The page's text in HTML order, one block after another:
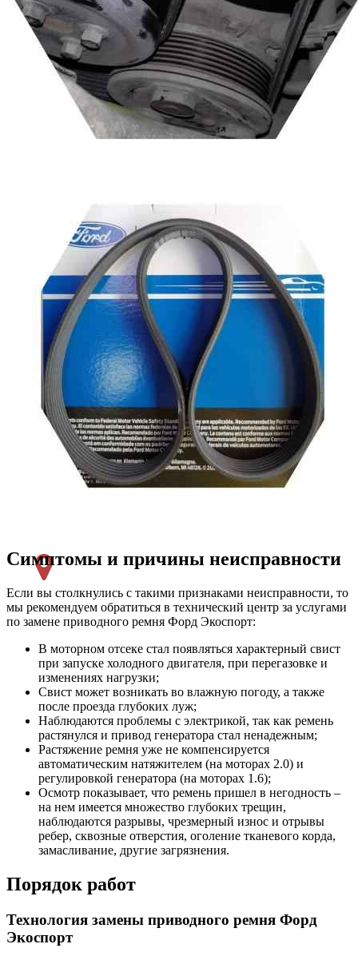
Симптомы и причины неисправности
Если вы столкнулись с такими признаками неисправности, то
мы рекомендуем обратиться в технический центр за услугами
по замене приводного ремня Форд Экоспорт:
В моторном отсеке стал появляться характерный свист
при запуске холодного двигателя, при перегазовке и
изменениях нагрузки;
Свист может возникать во влажную погоду, а также
после проезда глубоких луж;
Наблюдаются проблемы с электрикой, так как ремень
растянулся и привод генератора стал ненадежным;
Растяжение ремня уже не компенсируется
автоматическим натяжителем (на моторах 2.0) и
регулировкой генератора (на моторах 1.6);
Осмотр показывает, что ремень пришел в негодность –
на нем имеется множество глубоких трещин,
наблюдаются разрывы, чрезмерный износ и отрывы
ребер, сквозные отверстия, оголение тканевого корда,
замасливание, другие загрязнения.
Порядок работ
Технология замены приводного ремня Форд
Экоспорт